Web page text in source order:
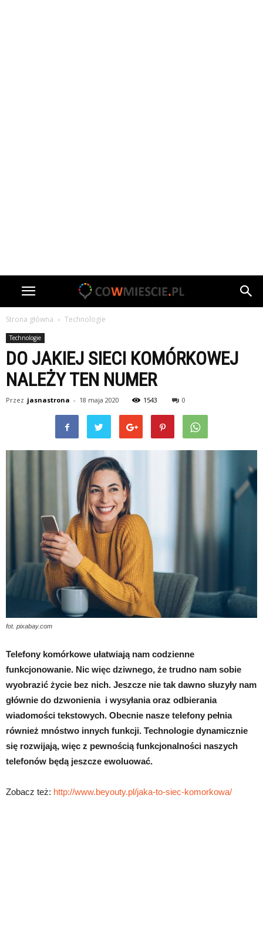
Strona główna Technologie
Technologie
DO JAKIEJ SIECI KOMÓRKOWEJ
NALEŻY TEN NUMER
Przez jasnastrona - 18 maja 2020 1543 0
fot. pixabay.com
Telefony komórkowe ułatwiają nam codzienne
funkcjonowanie. Nic więc dziwnego, że trudno nam sobie
wyobrazić życie bez nich. Jeszcze nie tak dawno słuzyły nam
głównie do dzwonienia i wysyłania oraz odbierania
wiadomości tekstowych. Obecnie nasze telefony pełnia
również mnóstwo innych funkcji. Technologie dynamicznie
się rozwijają, więc z pewnością funkcjonalności naszych
telefonów będą jeszcze ewoluować.
Zobacz też: http://www.beyouty.pl/jaka-to-siec-komorkowa/